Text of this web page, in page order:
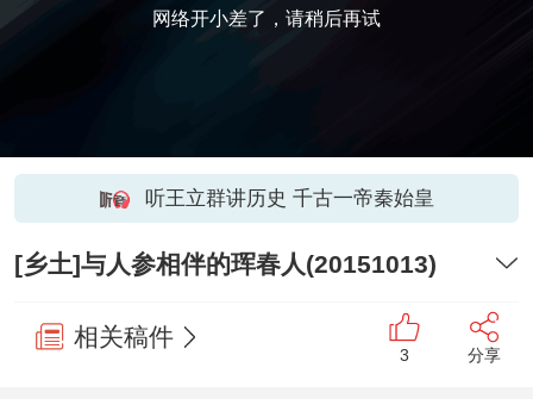
网络开小差了，请稍后再试
听王立群讲历史 千古一帝秦始皇
[乡土]与人参相伴的珲春人(20151013)
相关稿件
3 分享